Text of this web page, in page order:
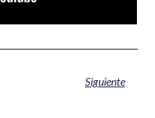
Siguiente